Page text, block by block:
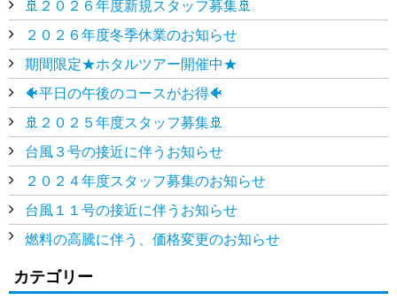
🚢２０２６年度新規スタッフ募集🚢
２０２６年度冬季休業のお知らせ
期間限定★ホタルツアー開催中★
🐠平日の午後のコースがお得🐠
🚢２０２５年度スタッフ募集🚢
台風３号の接近に伴うお知らせ
２０２４年度スタッフ募集のお知らせ
台風１１号の接近に伴うお知らせ
燃料の高騰に伴う、価格変更のお知らせ
カテゴリー